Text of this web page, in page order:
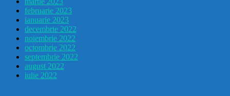
februarie 2023
ianuarie 2023
decembrie 2022
noiembrie 2022
octombrie 2022
septembrie 2022
august 2022
iulie 2022